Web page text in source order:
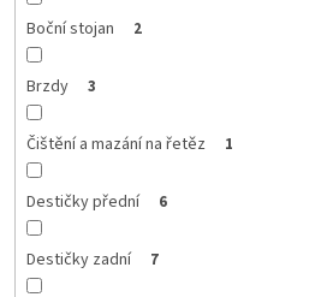
Boční stojan 2
Brzdy 3
Čištění a mazání na řetěz 1
Destičky přední 6
Destičky zadní 7